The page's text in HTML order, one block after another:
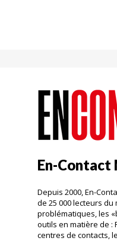
En-Contact
Depuis 2000, En-
de 25 000 lecteurs
problématiques, les
outils en matière de :
centres de contacts,